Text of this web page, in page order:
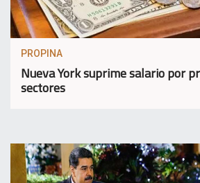
PROPINA
Nueva York suprime salario por
sectores